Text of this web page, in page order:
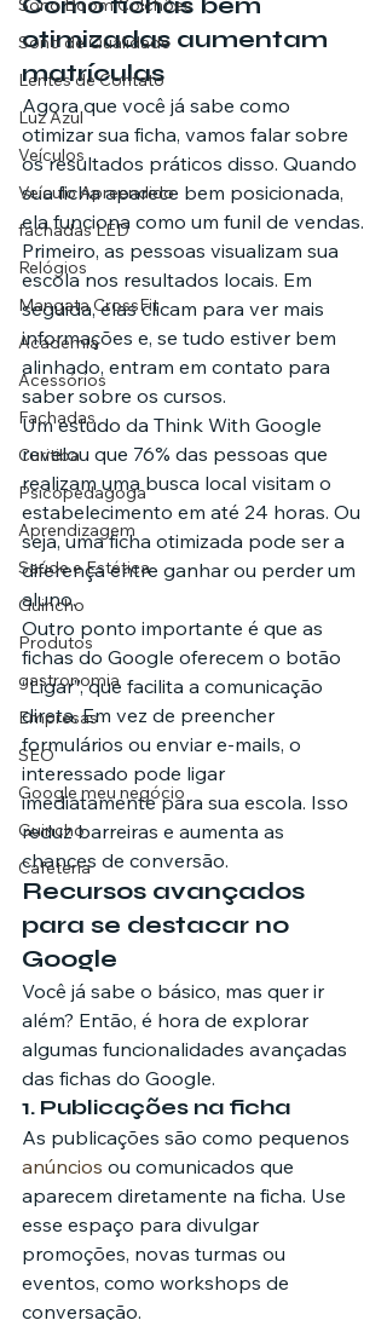
Sono Boom Colchões
Sono de Qualidade
Lentes de Contato
Luz Azul
Veículos
Veículo Apreendido
fachadas LED
Relógios
Mangata CrossFit
Academia
Acessórios
Fachadas
Curitiba
Psicopedagoga
Aprendizagem
Saúde e Estética
Guincho
Produtos
gastronomia
Empresas
SEO
Google meu negócio
Guincho
Cafeteria
otimizadas aumentam
matrículas
Agora que você já sabe como
otimizar sua ficha, vamos falar sobre
os resultados práticos disso. Quando
sua ficha aparece bem posicionada,
ela funciona como um funil de vendas.
Primeiro, as pessoas visualizam sua
escola nos resultados locais. Em
seguida, elas clicam para ver mais
informações e, se tudo estiver bem
alinhado, entram em contato para
saber sobre os cursos.
Um estudo da Think With Google
revelou que 76% das pessoas que
realizam uma busca local visitam o
estabelecimento em até 24 horas. Ou
seja, uma ficha otimizada pode ser a
diferença entre ganhar ou perder um
aluno.
Outro ponto importante é que as
fichas do Google oferecem o botão
“Ligar”, que facilita a comunicação
direta. Em vez de preencher
formulários ou enviar e-mails, o
interessado pode ligar
imediatamente para sua escola. Isso
reduz barreiras e aumenta as
chances de conversão.
Recursos avançados
para se destacar no
Google
Você já sabe o básico, mas quer ir
além? Então, é hora de explorar
algumas funcionalidades avançadas
das fichas do Google.
1. Publicações na ficha
As publicações são como pequenos
anúncios ou comunicados que
aparecem diretamente na ficha. Use
esse espaço para divulgar
promoções, novas turmas ou
eventos, como workshops de
conversação.